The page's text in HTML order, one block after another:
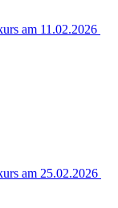
am 11.02.2026
am 25.02.2026